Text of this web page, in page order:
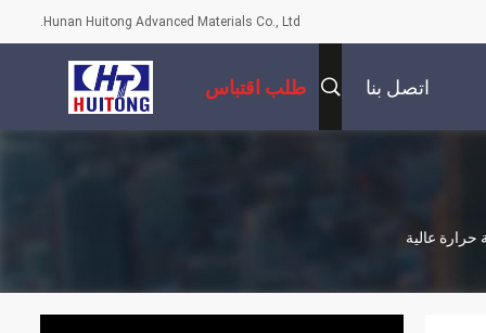
Hunan Huitong Advanced Materials Co., Ltd.
اتصل بنا طلب اقتباس